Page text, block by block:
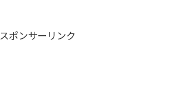
スポンサーリンク